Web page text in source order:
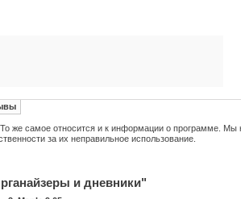
же самое относится и к информации о программе. Мы
за их неправильное использование.
и дневники"